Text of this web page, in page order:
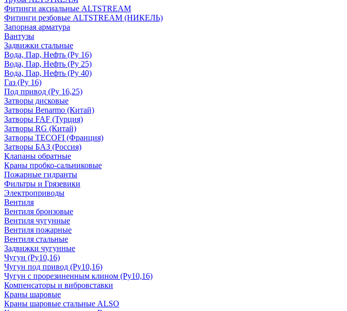
Фитинги аксиальные ALTSTREAM
Фитинги резбовые ALTSTREAM (НИКЕЛЬ)
Запорная арматура
Вантузы
Задвижки стальные
Вода, Пар, Нефть (Ру 16)
Вода, Пар, Нефть (Ру 25)
Вода, Пар, Нефть (Ру 40)
Газ (Ру 16)
Под привод (Ру 16,25)
Затворы дисковые
Затворы Benarmo (Китай)
Затворы FAF (Турция)
Затворы RG (Китай)
Затворы TECOFI (Франция)
Затворы БАЗ (Россия)
Клапаны обратные
Краны пробко-сальниковые
Пожарные гидранты
Фильтры и Грязевики
Электроприводы
Вентиля
Вентиля бронзовые
Вентиля чугунные
Вентиля пожарные
Вентиля стальные
Задвижки чугунные
Чугун (Ру10,16)
Чугун под привод (Ру10,16)
Чугун с прорезиненным клином (Ру10,16)
Компенсаторы и вибровставки
Краны шаровые
Краны шаровые стальные ALSO